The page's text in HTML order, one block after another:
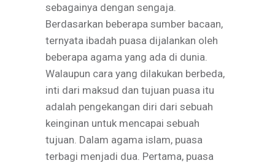
sebagainya dengan sengaja.
Berdasarkan beberapa sumber bacaan,
ternyata ibadah puasa dijalankan oleh
beberapa agama yang ada di dunia.
Walaupun cara yang dilakukan berbeda,
inti dari maksud dan tujuan puasa itu
adalah pengekangan diri dari sebuah
keinginan untuk mencapai sebuah
tujuan. Dalam agama islam, puasa
terbagi menjadi dua. Pertama, puasa